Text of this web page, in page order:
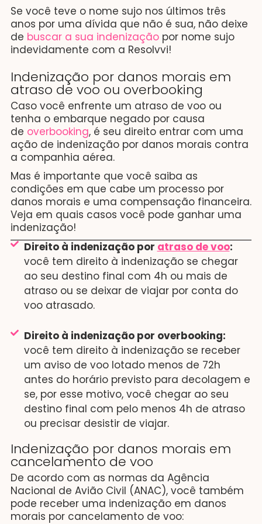
Se você teve o nome sujo nos últimos três
anos por uma dívida que não é sua, não deixe
de buscar a sua indenização por nome sujo
indevidamente com a Resolvvi!
Indenização por danos morais em
atraso de voo ou overbooking
Caso você enfrente um atraso de voo ou
tenha o embarque negado por causa
de overbooking, é seu direito entrar com uma
ação de indenização por danos morais contra
a companhia aérea.
Mas é importante que você saiba as
condições em que cabe um processo por
danos morais e uma compensação financeira.
Veja em quais casos você pode ganhar uma
indenização!
Direito à indenização por atraso de voo:
você tem direito à indenização se chegar
ao seu destino final com 4h ou mais de
atraso ou se deixar de viajar por conta do
voo atrasado.
Direito à indenização por overbooking:
você tem direito à indenização se receber
um aviso de voo lotado menos de 72h
antes do horário previsto para decolagem e
se, por esse motivo, você chegar ao seu
destino final com pelo menos 4h de atraso
ou precisar desistir de viajar.
Indenização por danos morais em
cancelamento de voo
De acordo com as normas da Agência
Nacional de Avião Civil (ANAC), você também
pode receber uma indenização em danos
morais por cancelamento de voo: